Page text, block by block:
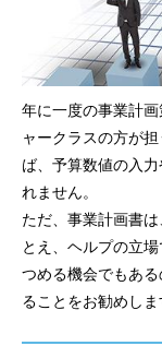
年に一度の事業計
ャークラスの方が
ば、予算数値の入
れません。
ただ、事業計画書
とえ、ヘルプの立
つめる機会でもあ
ることをお勧めしま